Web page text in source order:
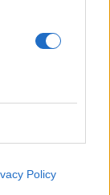
Policy